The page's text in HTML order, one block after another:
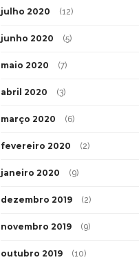
julho 2020 (12)
junho 2020 (5)
maio 2020 (7)
abril 2020 (3)
março 2020 (6)
fevereiro 2020 (2)
janeiro 2020 (9)
dezembro 2019 (2)
novembro 2019 (9)
outubro 2019 (10)